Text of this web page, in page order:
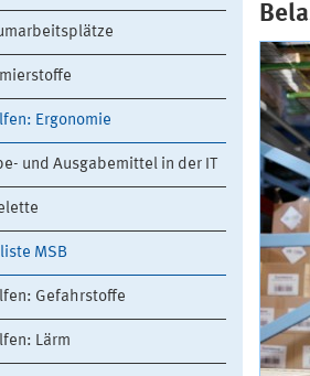
Ergonomie
und Ausgabemittel in der IT
MSB
Gefahrstoffe
Lärm